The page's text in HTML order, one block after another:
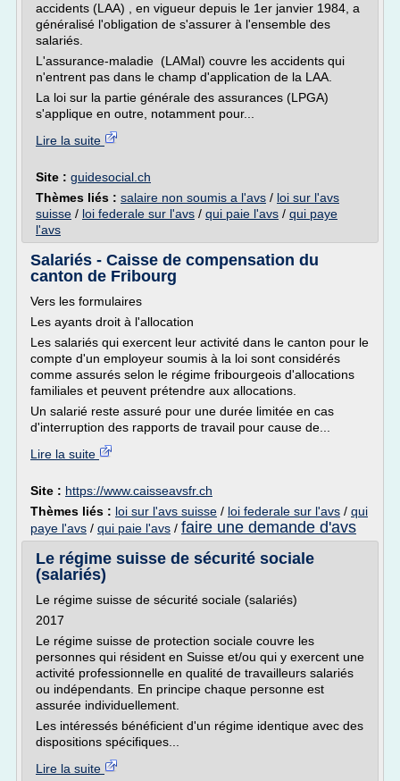
accidents (LAA) , en vigueur depuis le 1er janvier 1984, a
généralisé l'obligation de s'assurer à l'ensemble des
salariés.
L'assurance-maladie (LAMal) couvre les accidents qui
n'entrent pas dans le champ d'application de la LAA.
La loi sur la partie générale des assurances (LPGA)
s'applique en outre, notamment pour...
Lire la suite
Site : guidesocial.ch
Thèmes liés : salaire non soumis a l'avs / loi sur l'avs
suisse / loi federale sur l'avs / qui paie l'avs / qui paye
l'avs
Salariés - Caisse de compensation du
canton de Fribourg
Vers les formulaires
Les ayants droit à l'allocation
Les salariés qui exercent leur activité dans le canton pour le
compte d'un employeur soumis à la loi sont considérés
comme assurés selon le régime fribourgeois d'allocations
familiales et peuvent prétendre aux allocations.
Un salarié reste assuré pour une durée limitée en cas
d'interruption des rapports de travail pour cause de...
Lire la suite
Site : https://www.caisseavsfr.ch
Thèmes liés : loi sur l'avs suisse / loi federale sur l'avs / qui
paye l'avs / qui paie l'avs / faire une demande d'avs
Le régime suisse de sécurité sociale
(salariés)
Le régime suisse de sécurité sociale (salariés)
2017
Le régime suisse de protection sociale couvre les
personnes qui résident en Suisse et/ou qui y exercent une
activité professionnelle en qualité de travailleurs salariés
ou indépendants. En principe chaque personne est
assurée individuellement.
Les intéressés bénéficient d'un régime identique avec des
dispositions spécifiques...
Lire la suite